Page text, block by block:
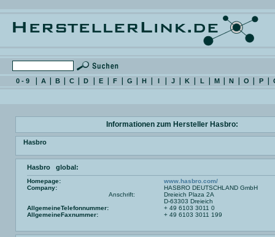
0 - 9 A B C D E F G H I J K L M N O P
Informationen zum Hersteller Hasbro:
Hasbro
Hasbro global:
Homepage:
www.hasbro.com/
Company:
HASBRO DEUTSCHLAND GmbH
Anschrift:
Dreieich Plaza 2A
D-63303 Dreieich
AllgemeineTelefonnummer:
+ 49 6103 3011 0
AllgemeineFaxnummer:
+ 49 6103 3011 199